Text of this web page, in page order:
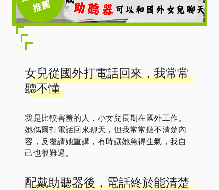
女兒從國外打電話回來，我常常
聽不懂
我是比較害羞的人，小女兒長期在國外工作。
她偶爾打電話回來聊天，但我常常聽不清楚內
容，反覆請她重講，有時讓她急得生氣，我自
己也很難過。
配戴助聽器後，電話終於能清楚